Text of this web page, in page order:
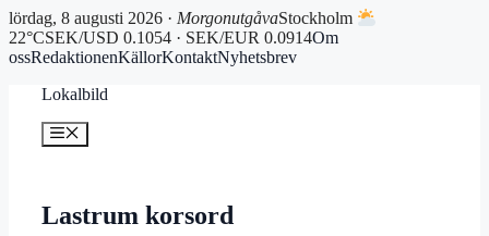
lördag, 8 augusti 2026 · MorgonutgåvaStockholm
22°CSEK/USD 0.1054 · SEK/EUR 0.0914Om
ossRedaktionenKällorKontaktNyhetsbrev
Lokalbild
Meny
Lastrum korsord